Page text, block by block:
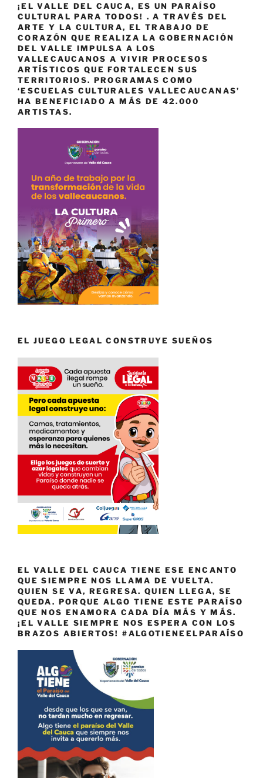
¡EL VALLE DEL CAUCA, ES UN PARAÍSO
CULTURAL PARA TODOS! . A TRAVÉS DEL
ARTE Y LA CULTURA, EL TRABAJO DE
CORAZÓN QUE REALIZA LA GOBERNACIÓN
DEL VALLE IMPULSA A LOS
VALLECAUCANOS A VIVIR PROCESOS
ARTÍSTICOS QUE FORTALECEN SUS
TERRITORIOS. PROGRAMAS COMO
‘ESCUELAS CULTURALES VALLECAUCANAS’
HA BENEFICIADO A MÁS DE 42.000
ARTISTAS.
EL JUEGO LEGAL CONSTRUYE SUEÑOS
EL VALLE DEL CAUCA TIENE ESE ENCANTO
QUE SIEMPRE NOS LLAMA DE VUELTA.
QUIEN SE VA, REGRESA. QUIEN LLEGA, SE
QUEDA. PORQUE ALGO TIENE ESTE PARAÍSO
QUE NOS ENAMORA CADA DÍA MÁS Y MÁS.
¡EL VALLE SIEMPRE NOS ESPERA CON LOS
BRAZOS ABIERTOS! #ALGOTIENEELPARAÍSO